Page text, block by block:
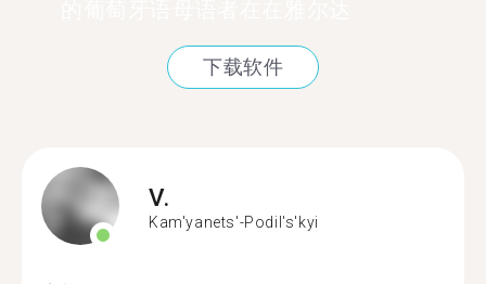
下载软件
V.
Kam'yanets'-Podil's'kyi